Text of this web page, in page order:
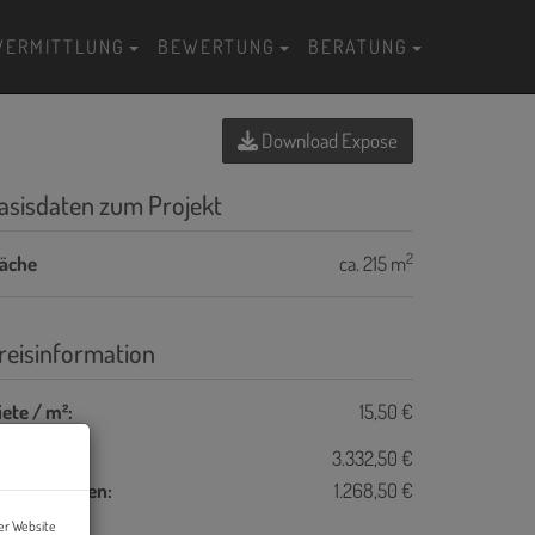
BEWERTUNG BERATUNG
Download Expose
zum Projekt
ca. 215 m2
/ m²:
15,50 €
3.332,50 €
1.268,50 €
Website